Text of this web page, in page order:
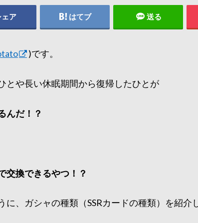
ェア はてブ 送る
)です。
とや長い休眠期間から復帰したひとが
んだ！？
交換できるやつ！？
に、ガシャの種類（SSRカードの種類）を紹介